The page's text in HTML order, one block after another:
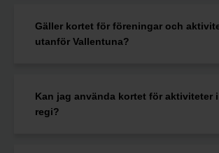
Gäller kortet för föreningar och
utanför Vallentuna?
Kan jag använda kortet för aktiviteter
regi?